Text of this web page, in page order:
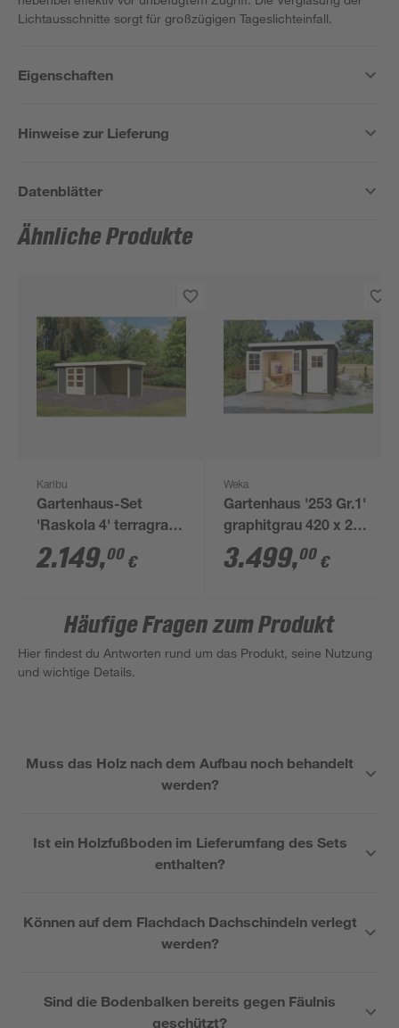
Lichtausschnitte sorgt für großzügigen Tageslichteinfall.
Eigenschaften
Hinweise zur Lieferung
Datenblätter
Ähnliche Produkte
Karibu
Gartenhaus-Set
'Raskola 4' terragrau
mit Anbaudach,
Seiten- und
x 238 cm
2.149,00 €
Weka
Gartenhaus '253 Gr.1'
graphitgrau 420 x 260
x 270 cm, mit
Nebenraum
3.499,00 €
Häufige Fragen zum Produkt
Hier findest du Antworten rund um das Produkt, seine Nutzung
und wichtige Details.
Muss das Holz nach dem Aufbau noch behandelt
werden?
Ist ein Holzfußboden im Lieferumfang des Sets
enthalten?
Können auf dem Flachdach Dachschindeln verlegt
werden?
Sind die Bodenbalken bereits gegen Fäulnis
geschützt?